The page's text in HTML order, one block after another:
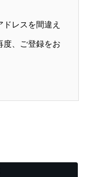
レスを間違え
度、ご登録をお